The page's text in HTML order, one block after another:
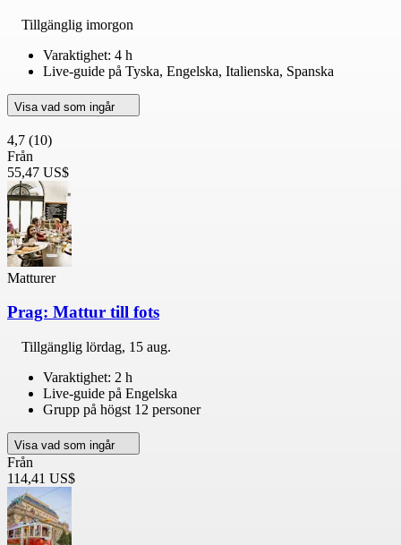
Tillgänglig imorgon
Varaktighet: 4 h
Live-guide på Tyska, Engelska, Italienska, Spanska
Visa vad som ingår
4,7 (10)
Från
55,47 US$
Matturer
Prag: Mattur till fots
Tillgänglig lördag, 15 aug.
Varaktighet: 2 h
Live-guide på Engelska
Grupp på högst 12 personer
Visa vad som ingår
Från
114,41 US$